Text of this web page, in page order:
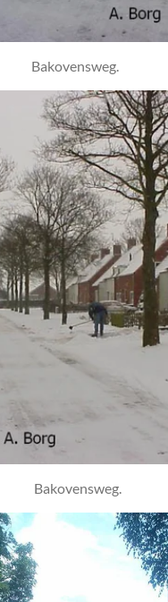
Bakovensweg.
Bakovensweg.